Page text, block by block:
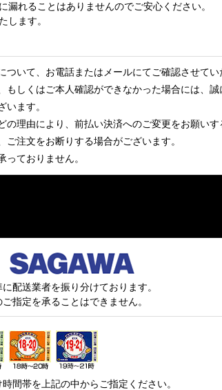
漏れることはありませんのでご安心ください。
します。
ついて、お電話またはメールにてご確認させてい
もしくはご本人確認ができなかった場合には、
います。
の理由により、前払い決済へのご変更をお願いす
注文をお断りする場合がございます。
っておりません。
配送業者を振り分けております。
指定を承ることはできません。
間帯を上記の中からご指定ください。